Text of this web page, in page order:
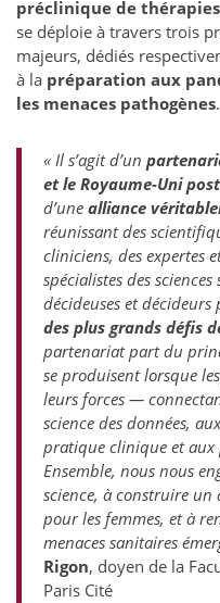
préclinique de
se déploie à travers trois
majeurs, dédiés
à la préparation aux
les menaces pathogènes.
« Il s’agit d’un
et le Royaume-Uni
d’une alliance
réunissant des
cliniciens, des expertes
spécialistes des
décideuses et
des plus grands défis
partenariat part du
se produisent lorsque
leurs forces —
science des données,
pratique clinique et aux
Ensemble, nous nous
science, à construire
pour les femmes, et à
menaces sanitaires
Rigon, doyen de la
Paris Cité